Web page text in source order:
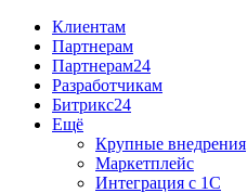
Клиентам
Партнерам
Партнерам24
Разработчикам
Битрикс24
Ещё
Крупные внедрения
Маркетплейс
Интеграция с 1С